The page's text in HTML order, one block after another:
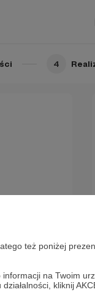
też poniżej
na Twoim
kliknij
4